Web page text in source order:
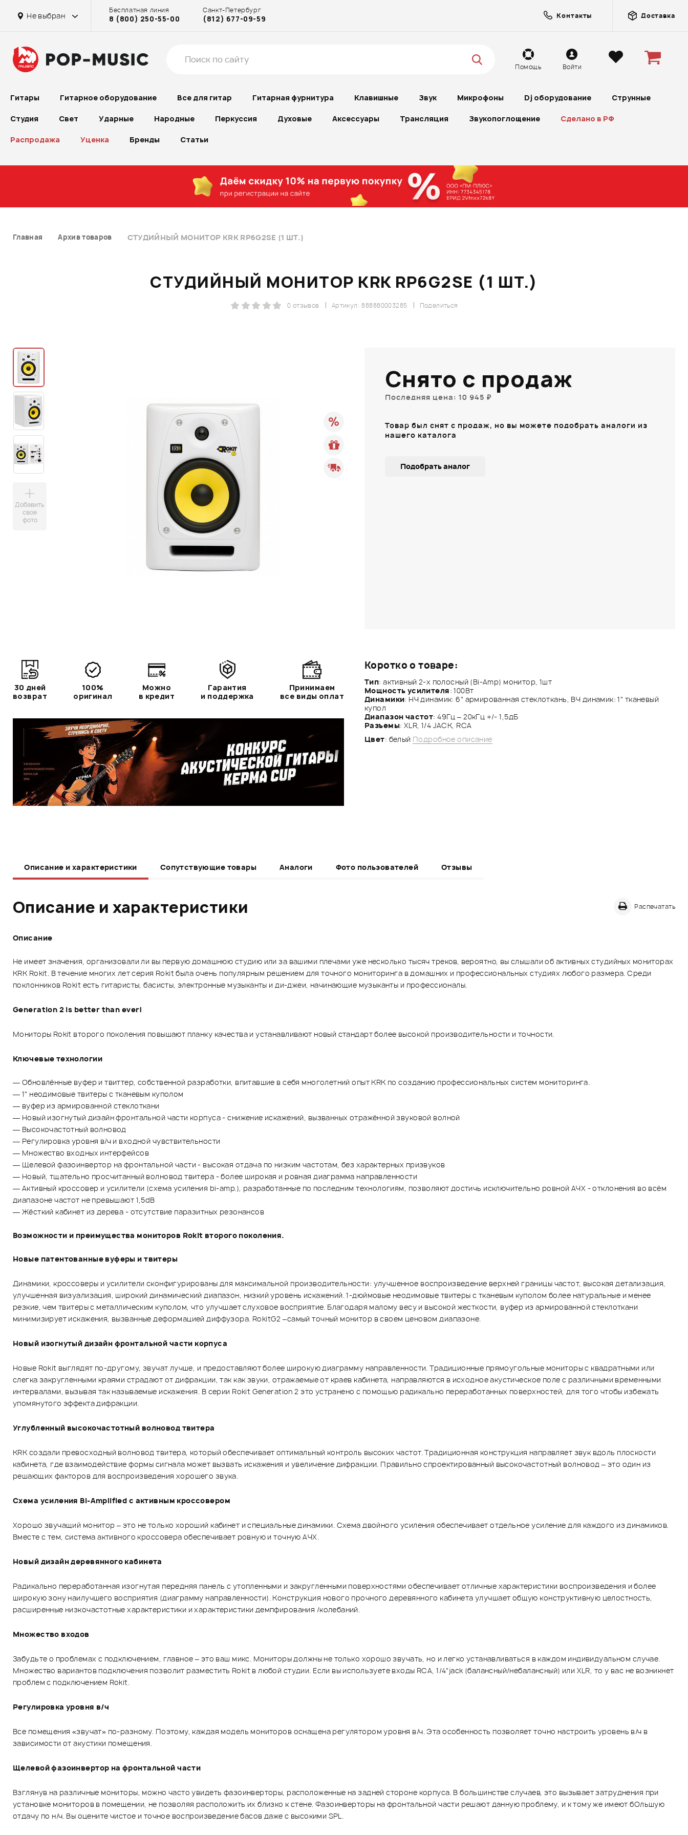
Не выбран
Бесплатная линия
8 (800) 250-55-00
Санкт-Петербург
(812) 677-09-59 Контакты Доставка
Помощь Войти
Гитары Гитарное оборудование Все для гитар Гитарная фурнитура Клавишные Звук Микрофоны Dj оборудование Струнные
Студия Свет Ударные Народные Перкуссия Духовые Аксессуары Трансляция Звукопоглощение Сделано в РФ
Распродажа Уценка Бренды Статьи
Главная Архив товаров СТУДИЙНЫЙ МОНИТОР KRK RP6G2SE (1 ШТ.)
СТУДИЙНЫЙ МОНИТОР KRK RP6G2SE (1 ШТ.)
Поделиться
Артикул: 888880003285
0 отзывов
Добавить
свое
фото
Коротко о товаре:
Тип: активный 2-х полосный (Bi-Amp) монитор, 1шт
Мощность усилителя: 100Вт
Динамики: НЧ динамик: 6" армированная стеклоткань, ВЧ динамик: 1" тканевый
купол
Диапазон частот: 49Гц – 20кГц +/- 1,5дБ
Разъемы: XLR, 1/4 JACK, RCA
Цвет: белый Подробное описание
Снято с продаж
Последняя цена: 10 945 ₽
Товар был снят с продаж, но вы можете подобрать аналоги из
нашего каталога
Подобрать аналог
30 дней
возврат
100%
оригинал
Можно
в кредит
Гарантия
и поддержка
Принимаем
все виды оплат
Описание и характеристики Сопутствующие товары Аналоги Фото пользователей Отзывы
Описание и характеристики Распечатать
Описание
Не имеет значения, организовали ли вы первую домашнюю студию или за вашими плечами уже несколько тысяч треков, вероятно, вы слышали об активных студийных мониторах
KRK Rokit. В течение многих лет серия Rokit была очень популярным решением для точного мониторинга в домашних и профессиональных студиях любого размера. Среди
поклонников Rokit есть гитаристы, басисты, электронные музыканты и ди-джеи, начинающие музыканты и профессионалы.
Generation 2 is better than ever!
Мониторы Rokit второго поколения повышают планку качества и устанавливают новый стандарт более высокой производительности и точности.
Ключевые технологии
— Обновлённые вуфер и твиттер, собственной разработки, впитавшие в себя многолетний опыт KRK по созданию профессиональных систем мониторинга.
— 1" неодимовые твитеры с тканевым куполом
— вуфер из армированной стеклоткани
— Новый изогнутый дизайн фронтальной части корпуса - снижение искажений, вызванных отражённой звуковой волной
— Высокочастотный волновод
— Регулировка уровня в/ч и входной чувствительности
— Множество входных интерфейсов
— Щелевой фазоинвертор на фронтальной части - высокая отдача по низким частотам, без характерных призвуков
— Новый, тщательно просчитанный волновод твитера - более широкая и ровная диаграмма направленности
— Активный кроссовер и усилители (схема усиления bi-amp.), разработанные по последним технологиям, позволяют достичь исключительно ровной АЧХ - отклонения во всём
диапазоне частот не превышают 1,5dB
— Жёсткий кабинет из дерева - отсутствие паразитных резонансов
Возможности и преимущества мониторов Rokit второго поколения.
Новые патентованные вуферы и твитеры
Динамики, кроссоверы и усилители сконфигурированы для максимальной производительности: улучшенное воспроизведение верхней границы частот, высокая детализация,
улучшенная визуализация, широкий динамический диапазон, низкий уровень искажений. 1-дюймовые неодимовые твитеры с тканевым куполом более натуральные и менее
резкие, чем твитеры с металлическим куполом, что улучшает слуховое восприятие. Благодаря малому весу и высокой жесткости, вуфер из армированной стеклоткани
минимизирует искажения, вызванные деформацией диффузора. RokitG2 –самый точный монитор в своем ценовом диапазоне.
Новый изогнутый дизайн фронтальной части корпуса
Новые Rokit выглядят по-другому, звучат лучше, и предоставляют более широкую диаграмму направленности. Традиционные прямоугольные мониторы с квадратными или
слегка закругленными краями страдают от дифракции, так как звуки, отражаемые от краев кабинета, направляются в исходное акустическое поле с различными временными
интервалами, вызывая так называемые искажения. В серии Rokit Generation 2 это устранено с помощью радикально переработанных поверхностей, для того чтобы избежать
упомянутого эффекта дифракции.
Углубленный высокочастотный волновод твитера
KRK создали превосходный волновод твитера, который обеспечивает оптимальный контроль высоких частот. Традиционная конструкция направляет звук вдоль плоскости
кабинета, где взаимодействие формы сигнала может вызвать искажения и увеличение дифракции. Правильно спроектированный высокочастотный волновод – это один из
решающих факторов для воспроизведения хорошего звука.
Схема усиления Bi-Amplified с активным кроссовером
Хорошо звучащий монитор – это не только хороший кабинет и специальные динамики. Схема двойного усиления обеспечивает отдельное усиление для каждого из динамиков.
Вместе с тем, система активного кроссовера обеспечивает ровную и точную АЧХ.
Новый дизайн деревянного кабинета
Радикально переработанная изогнутая передняя панель с утопленными и закругленными поверхностями обеспечивает отличные характеристики воспроизведения и более
широкую зону наилучшего восприятия (диаграмму направленности). Конструкция нового прочного деревянного кабинета улучшает общую конструктивную целостность,
расширенные низкочастотные характеристики и характеристики демпфирования /колебаний.
Множество входов
Забудьте о проблемах с подключением, главное – это ваш микс. Мониторы должны не только хорошо звучать, но и легко устанавливаться в каждом индивидуальном случае.
Множество вариантов подключения позволит разместить Rokit в любой студии. Если вы используете входы RCA, 1/4"jack (балансный/небалансный) или XLR, то у вас не возникнет
проблем с подключением Rokit.
Регулировка уровня в/ч
Все помещения «звучат» по-разному. Поэтому, каждая модель мониторов оснащена регулятором уровня в/ч. Эта особенность позволяет точно настроить уровень в/ч в
зависимости от акустики помещения.
Щелевой фазоинвертор на фронтальной части
Взглянув на различные мониторы, можно часто увидеть фазоинверторы, расположенные на задней стороне корпуса. В большинстве случаев, это вызывает затруднения при
установке мониторов в помещении, не позволяя расположить их близко к стене. Фазоинверторы на фронтальной части решают данную проблему, и к тому же имеют бОльшую
отдачу по н/ч. Вы оцените чистое и точное воспроизведение басов даже с высокими SPL.